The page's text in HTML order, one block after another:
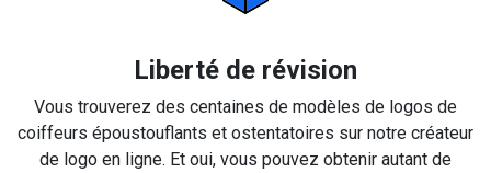
Liberté de révision
Vous trouverez des centaines de modèles de logos de
coiffeurs époustouflants et ostentatoires sur notre créateur
de logo en ligne. Et oui, vous pouvez obtenir autant de